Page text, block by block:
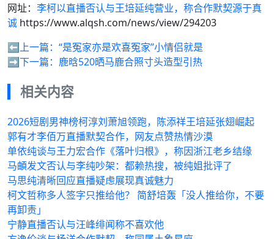
网址： 李柯以直播否认与王培延纯营业，称合作默契源于真
诚 https://www.alqsh.com/news/view/294203
⬅️上一篇： “是冤家亦是欢喜冤家”小情侣就是
➡️下一篇： 鹿晗520晒马鹿合照寸头造型引热
相关内容
2026短剧男神榜柯淳刘萧旭领跑，陈添祥王培延张翅崛起
郭有才李佰万直播默契合作，网友点赞热情沙漠
单依纯谈与王力宏合作《落叶归根》，称因浙江老乡结缘
马頔发文否认与李纯吵架：都赖热搜，被纯姐批评了
马思纯清晰回应直播疑虑展现真诚魅力
柯文哲称多人签字只推给他？ 简舒培轰「没人推给你，不要
再卸责」
宁静直播否认与汪峰绯闻称不喜欢他